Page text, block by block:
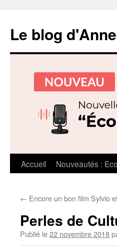
Le blog
Aller
contenu
Accueil Nouveautés :
← Encore un bon film Sylvio
Perles de
Publié le22 novembre 2018